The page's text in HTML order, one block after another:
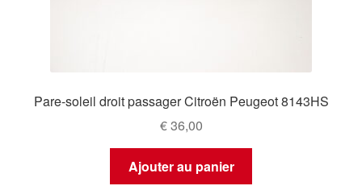
Pare-soleil droit passager Citroën Peugeot 8143HS
€36,00
Ajouter au panier